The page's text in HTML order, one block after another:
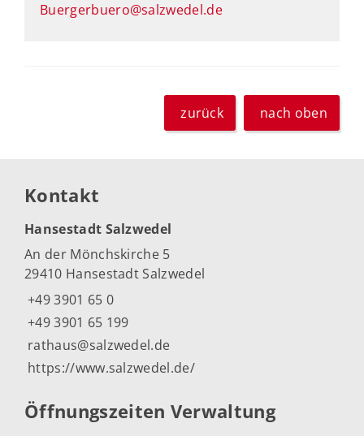
Buergerbuero@salzwedel.de
zurück nach oben
Kontakt
Hansestadt Salzwedel
An der Mönchskirche 5
29410 Hansestadt Salzwedel
+49 3901 65 0
+49 3901 65 199
rathaus@salzwedel.de
https://www.salzwedel.de/
Öffnungszeiten Verwaltung